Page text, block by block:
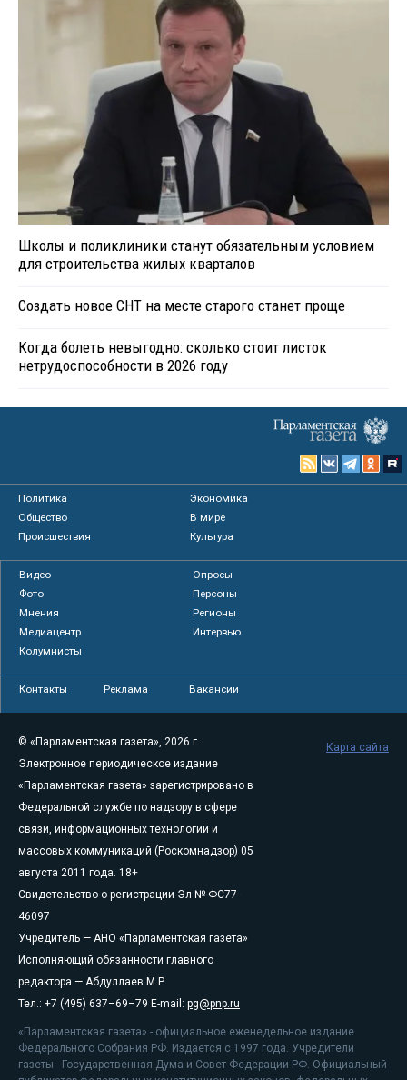
Школы и поликлиники станут обязательным условием
для строительства жилых кварталов
Создать новое СНТ на месте старого станет проще
Когда болеть невыгодно: сколько стоит листок
нетрудоспособности в 2026 году
Политика
Экономика
Общество
В мире
Происшествия
Культура
Видео
Опросы
Фото
Персоны
Мнения
Регионы
Медиацентр
Интервью
Колумнисты
Контакты Реклама Вакансии
© «Парламентская газета», 2026 г.
Электронное периодическое издание
«Парламентская газета» зарегистрировано в
Федеральной службе по надзору в сфере
связи, информационных технологий и
массовых коммуникаций (Роскомнадзор) 05
августа 2011 года. 18+
Свидетельство о регистрации Эл № ФС77-
46097
Учредитель — АНО «Парламентская газета»
Исполняющий обязанности главного
редактора — Абдуллаев М.Р.
Тел.: +7 (495) 637–69–79 E-mail: pg@pnp.ru
«Парламентская газета» - официальное еженедельное издание
Федерального Собрания РФ. Издается с 1997 года. Учредители
газеты - Государственная Дума и Совет Федерации РФ. Официальный
Карта сайта